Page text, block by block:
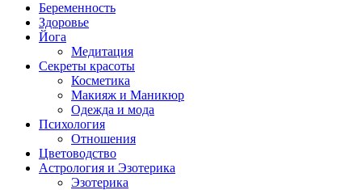
Беременность
Здоровье
Йога
Медитация
Секреты красоты
Косметика
Макияж и Маникюр
Одежда и мода
Психология
Отношения
Цветоводство
Астрология и Эзотерика
Эзотерика